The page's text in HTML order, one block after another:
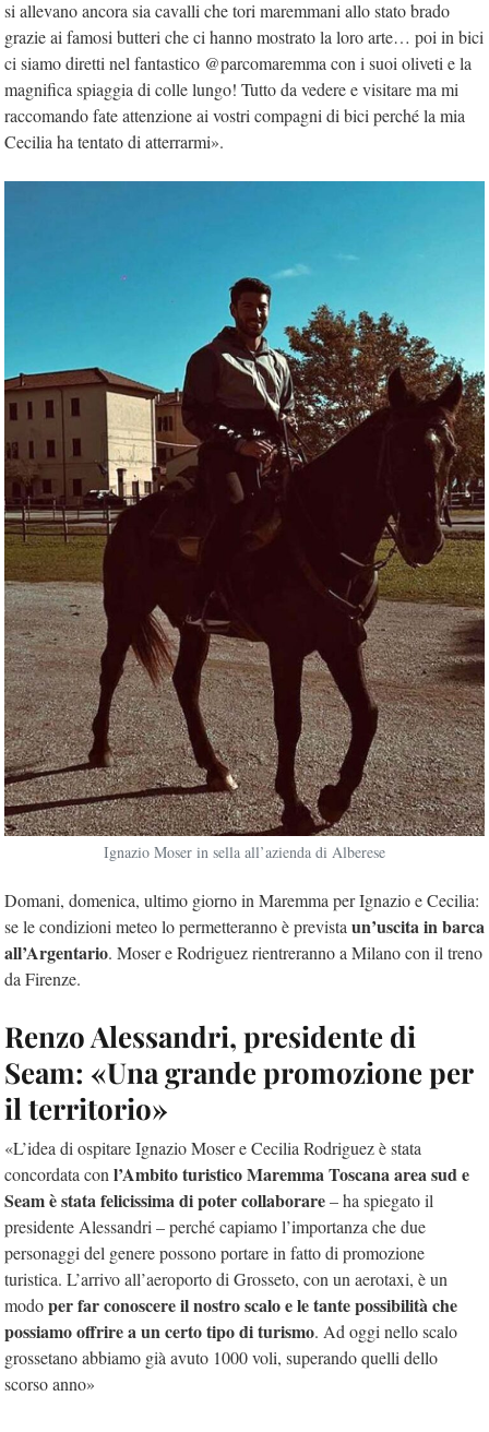
si allevano ancora sia cavalli che tori maremmani allo stato brado
grazie ai famosi butteri che ci hanno mostrato la loro arte… poi in bici
ci siamo diretti nel fantastico @parcomaremma con i suoi oliveti e la
magnifica spiaggia di colle lungo! Tutto da vedere e visitare ma mi
raccomando fate attenzione ai vostri compagni di bici perché la mia
Cecilia ha tentato di atterrarmi».
Ignazio Moser in sella all’azienda di Alberese
Domani, domenica, ultimo giorno in Maremma per Ignazio e Cecilia:
se le condizioni meteo lo permetteranno è prevista un’uscita in barca
all’Argentario. Moser e Rodriguez rientreranno a Milano con il treno
da Firenze.
Renzo Alessandri, presidente di
Seam: «Una grande promozione per
il territorio»
«L’idea di ospitare Ignazio Moser e Cecilia Rodriguez è stata
concordata con l’Ambito turistico Maremma Toscana area sud e
Seam è stata felicissima di poter collaborare– ha spiegato il
presidente Alessandri – perché capiamo l’importanza che due
personaggi del genere possono portare in fatto di promozione
turistica. L’arrivo all’aeroporto di Grosseto, con un aerotaxi, è un
modoper far conoscere il nostro scalo e le tante possibilità che
possiamo offrire a un certo tipo di turismo. Ad oggi nello scalo
grossetano abbiamo già avuto 1000 voli, superando quelli dello
scorso anno»